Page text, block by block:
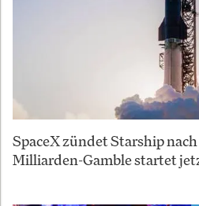
SpaceX zündet Starship
Milliarden-Gamble startet